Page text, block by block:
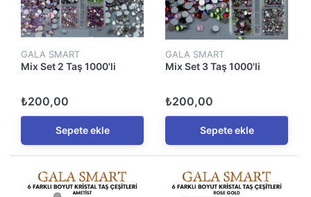
GALA SMART
Mix Set 2 Taş 1000'li
₺200,00
Sepete ekle
GALA SMART
Mix Set 3 Taş 1000'li
₺200,00
Sepete ekle